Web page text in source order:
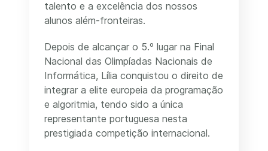
talento e a excelência dos nossos
alunos além-fronteiras.
Depois de alcançar o 5.º lugar na Final
Nacional das Olimpíadas Nacionais de
Informática, Lília conquistou o direito de
integrar a elite europeia da programação
e algoritmia, tendo sido a única
representante portuguesa nesta
prestigiada competição internacional.